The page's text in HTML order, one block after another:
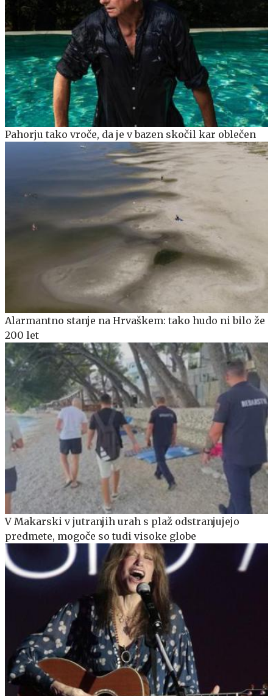
Pahorju tako vroče, da je v bazen skočil kar oblečen
Alarmantno stanje na Hrvaškem: tako hudo ni bilo že
200 let
V Makarski v jutranjih urah s plaž odstranjujejo
predmete, mogoče so tudi visoke globe